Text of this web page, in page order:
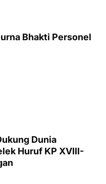
Bhakti Personel
Dunia
Huruf KP XVIII-